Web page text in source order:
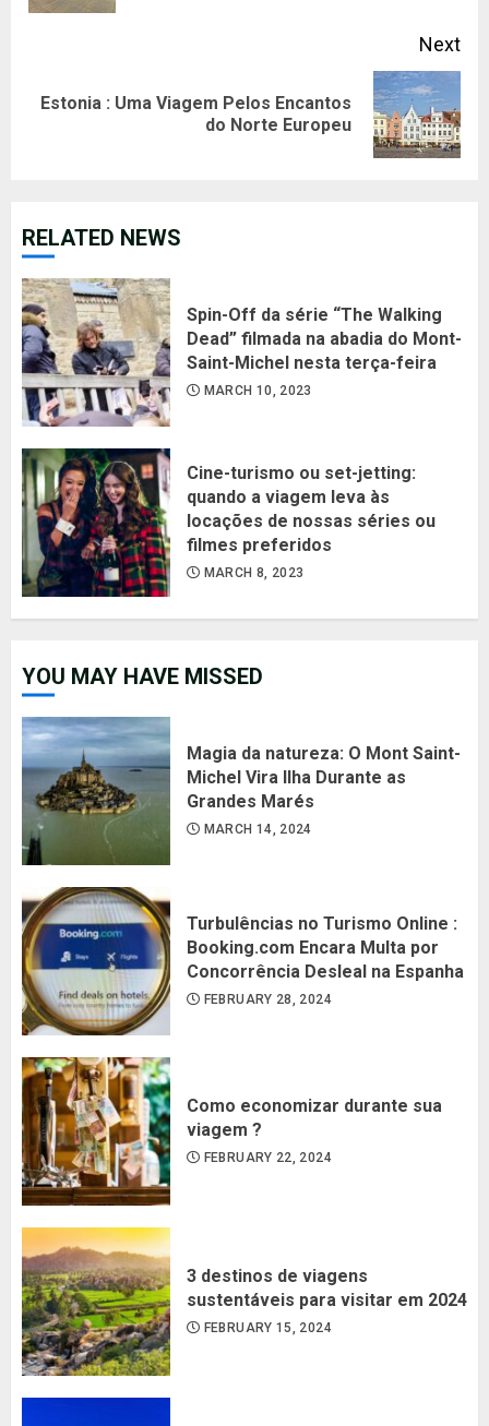
Next
Next
Estonia : Uma Viagem Pelos Encantos
do Norte Europeu
RELATED NEWS
Spin-Off da série “The Walking
Dead” filmada na abadia do Mont-
Saint-Michel nesta terça-feira
MARCH 10, 2023
Cine-turismo ou set-jetting:
quando a viagem leva às
locações de nossas séries ou
filmes preferidos
MARCH 8, 2023
YOU MAY HAVE MISSED
Magia da natureza: O Mont Saint-
Michel Vira Ilha Durante as
Grandes Marés
MARCH 14, 2024
Turbulências no Turismo Online :
Booking.com Encara Multa por
Concorrência Desleal na Espanha
FEBRUARY 28, 2024
Como economizar durante sua
viagem ?
FEBRUARY 22, 2024
3 destinos de viagens
sustentáveis para visitar em 2024
FEBRUARY 15, 2024